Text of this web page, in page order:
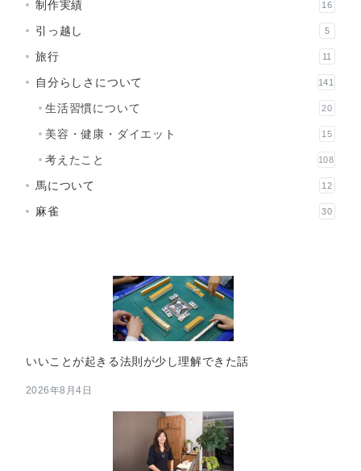
制作実績 16
引っ越し 5
旅行 11
自分らしさについて 141
生活習慣について 20
美容・健康・ダイエット 15
考えたこと 108
馬について 12
麻雀 30
いいことが起きる法則が少し理解できた話
2026年8月4日